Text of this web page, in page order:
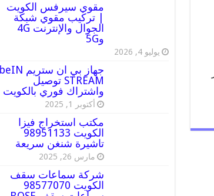
مقوي سيرفس الكويت
| تركيب مقوي شبكة
الجوال والإنترنت 4G
و5G
يوليو 4, 2026
جهاز بي ان ستريم beIN
STREAM توصيل
واشتراك فوري بالكويت
أكتوبر 1, 2025
مكتب استخراج فيزا
الكويت 98951133
تاشيرة شنغن سريعة
مارس 26, 2025
شركة سماعات سقف
الكويت 98577070